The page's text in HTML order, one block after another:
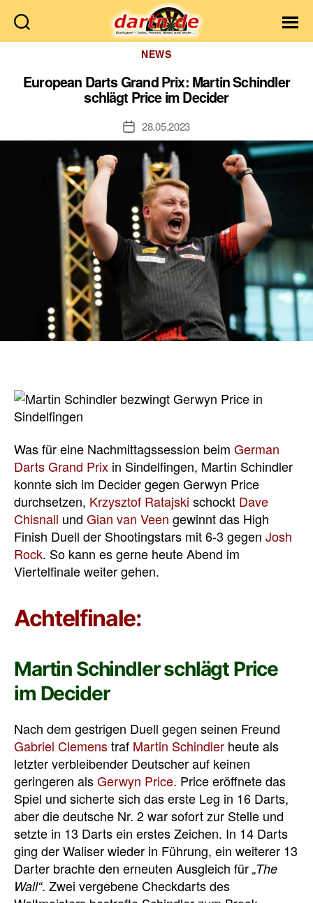
Dartn.de
Kategorien
NEWS
European Darts Grand Prix: Martin Schindler
schlägt Price im Decider
Veröffentlichungsdatum
28.05.2023
Was für eine Nachmittagssession beim German
Darts Grand Prix in Sindelfingen, Martin Schindler
konnte sich im Decider gegen Gerwyn Price
durchsetzen, Krzysztof Ratajski schockt Dave
Chisnall und Gian van Veen gewinnt das High
Finish Duell der Shootingstars mit 6-3 gegen Josh
Rock. So kann es gerne heute Abend im
Viertelfinale weiter gehen.
Achtelfinale:
Martin Schindler schlägt Price
im Decider
Nach dem gestrigen Duell gegen seinen Freund
Gabriel Clemenstraf Martin Schindler heute als
letzter verbleibender Deutscher auf keinen
geringeren alsGerwyn Price. Price eröffnete das
Spiel und sicherte sich das erste Leg in 16 Darts,
aber die deutsche Nr. 2 war sofort zur Stelle und
setzte in 13 Darts ein erstes Zeichen. In 14 Darts
ging der Waliser wieder in Führung, ein weiterer 13
Darter brachte den erneuten Ausgleich für „The
Wall“. Zwei vergebene Checkdarts des